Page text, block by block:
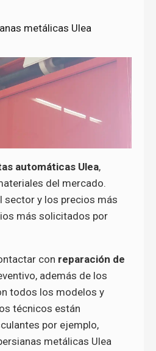
metálicas Ulea
automáticas Ulea,
del mercado.
sector y los precios más
más solicitados por
con reparación de
además de los
todos los modelos y
técnicos están
por ejemplo,
metálicas Ulea